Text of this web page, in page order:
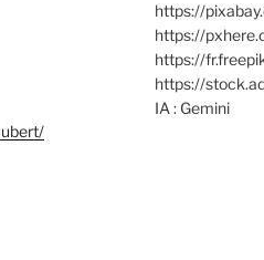
https://
https://
https://
https://
IA : Gemini